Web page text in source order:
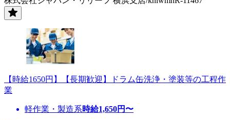
【時給1650円】【長期歓迎】ドラム缶洗浄・塗装等の工程作
業
軽作業・製造系時給1,650円〜